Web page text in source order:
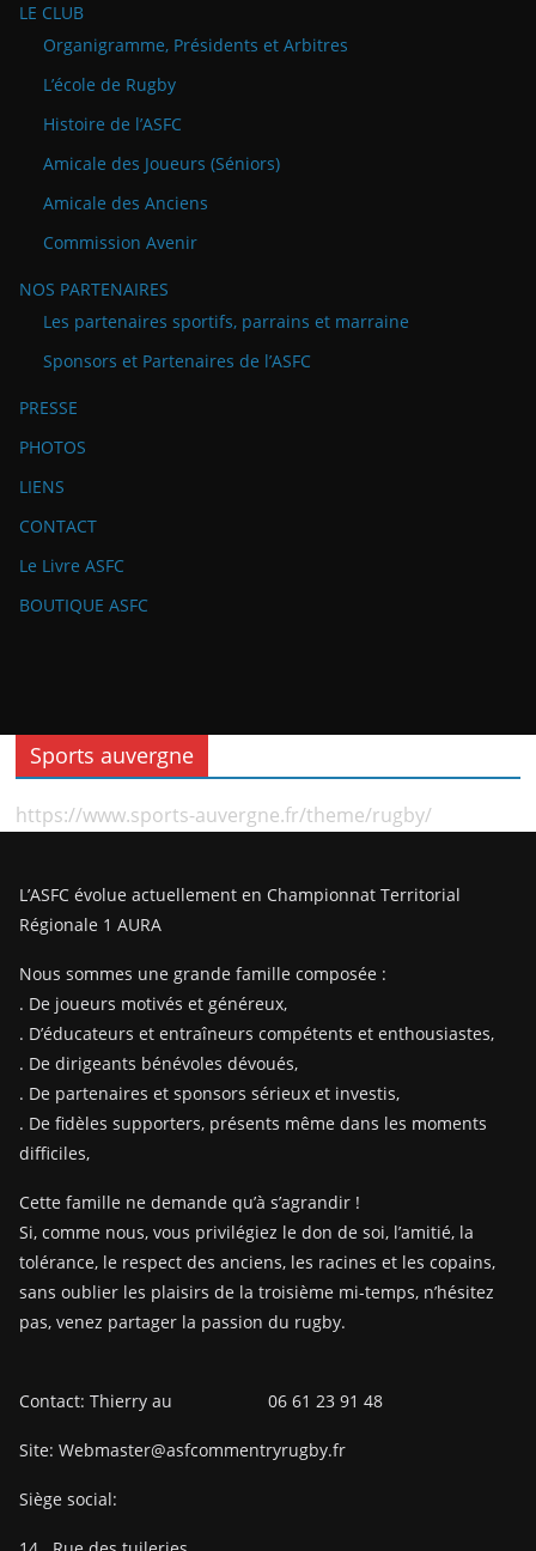
LE CLUB
Organigramme, Présidents et Arbitres
L’école de Rugby
Histoire de l’ASFC
Amicale des Joueurs (Séniors)
Amicale des Anciens
Commission Avenir
NOS PARTENAIRES
Les partenaires sportifs, parrains et marraine
Sponsors et Partenaires de l’ASFC
PRESSE
PHOTOS
LIENS
CONTACT
Le Livre ASFC
BOUTIQUE ASFC
Sports auvergne
https://www.sports-auvergne.fr/theme/rugby/
L’ASFC évolue actuellement en Championnat Territorial
Régionale 1 AURA
Nous sommes une grande famille composée :
. De joueurs motivés et généreux,
. D’éducateurs et entraîneurs compétents et enthousiastes,
. De dirigeants bénévoles dévoués,
. De partenaires et sponsors sérieux et investis,
. De fidèles supporters, présents même dans les moments
difficiles,
Cette famille ne demande qu’à s’agrandir !
Si, comme nous, vous privilégiez le don de soi, l’amitié, la
tolérance, le respect des anciens, les racines et les copains,
sans oublier les plaisirs de la troisième mi-temps, n’hésitez
pas, venez partager la passion du rugby.
Contact: Thierry au 06 61 23 91 48
Site: Webmaster@asfcommentryrugby.fr
Siège social: